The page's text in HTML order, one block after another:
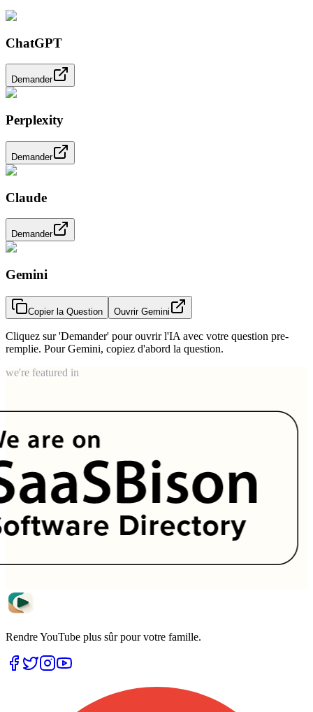
ChatGPT
Demander
Perplexity
Demander
Claude
Demander
Gemini
Copier la Question Ouvrir Gemini
Cliquez sur 'Demander' pour ouvrir l'IA avec votre question pre-
remplie. Pour Gemini, copiez d'abord la question.
we're featured in
Rendre YouTube plus sûr pour votre famille.